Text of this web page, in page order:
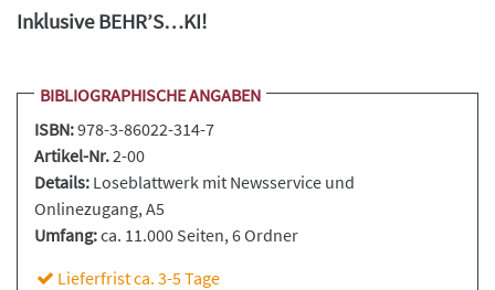
Inklusive BEHR’S…KI!
BIBLIOGRAPHISCHE ANGABEN
ISBN:978-3-86022-314-7
Artikel-Nr.2-00
Details: Loseblattwerk mit Newsservice und
Onlinezugang, A5
Umfang:ca. 11.000 Seiten, 6 Ordner
Lieferfrist ca. 3-5 Tage